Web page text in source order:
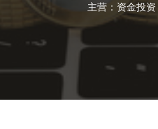
主营：资金投资